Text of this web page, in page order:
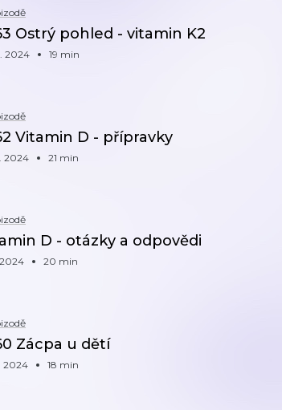
Ostrý pohled - vitamin K2
2024 19 min
Vitamin D - přípravky
2024 21 min
D - otázky a odpovědi
20 min
Zácpa u dětí
2024 18 min